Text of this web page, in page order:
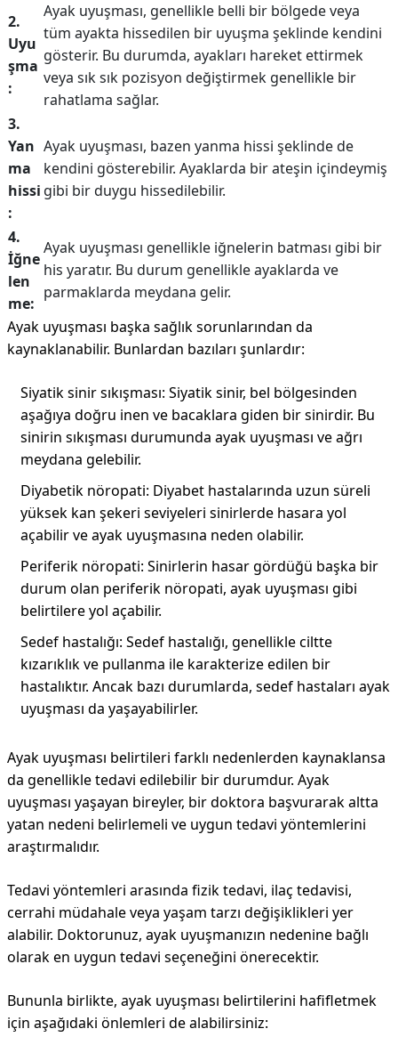
2.
Uyu
şma
:
Ayak uyuşması, genellikle belli bir bölgede veya
tüm ayakta hissedilen bir uyuşma şeklinde kendini
gösterir. Bu durumda, ayakları hareket ettirmek
veya sık sık pozisyon değiştirmek genellikle bir
rahatlama sağlar.
3.
Yan
ma
hissi
:
Ayak uyuşması, bazen yanma hissi şeklinde de
kendini gösterebilir. Ayaklarda bir ateşin içindeymiş
gibi bir duygu hissedilebilir.
4.
İğne
len
me:
Ayak uyuşması genellikle iğnelerin batması gibi bir
his yaratır. Bu durum genellikle ayaklarda ve
parmaklarda meydana gelir.
Ayak uyuşması başka sağlık sorunlarından da
kaynaklanabilir. Bunlardan bazıları şunlardır:
Siyatik sinir sıkışması: Siyatik sinir, bel bölgesinden
aşağıya doğru inen ve bacaklara giden bir sinirdir. Bu
sinirin sıkışması durumunda ayak uyuşması ve ağrı
meydana gelebilir.
Diyabetik nöropati: Diyabet hastalarında uzun süreli
yüksek kan şekeri seviyeleri sinirlerde hasara yol
açabilir ve ayak uyuşmasına neden olabilir.
Periferik nöropati: Sinirlerin hasar gördüğü başka bir
durum olan periferik nöropati, ayak uyuşması gibi
belirtilere yol açabilir.
Sedef hastalığı: Sedef hastalığı, genellikle ciltte
kızarıklık ve pullanma ile karakterize edilen bir
hastalıktır. Ancak bazı durumlarda, sedef hastaları ayak
uyuşması da yaşayabilirler.
Ayak uyuşması belirtileri farklı nedenlerden kaynaklansa
da genellikle tedavi edilebilir bir durumdur. Ayak
uyuşması yaşayan bireyler, bir doktora başvurarak altta
yatan nedeni belirlemeli ve uygun tedavi yöntemlerini
araştırmalıdır.
Tedavi yöntemleri arasında fizik tedavi, ilaç tedavisi,
cerrahi müdahale veya yaşam tarzı değişiklikleri yer
alabilir. Doktorunuz, ayak uyuşmanızın nedenine bağlı
olarak en uygun tedavi seçeneğini önerecektir.
Bununla birlikte, ayak uyuşması belirtilerini hafifletmek
için aşağıdaki önlemleri de alabilirsiniz: